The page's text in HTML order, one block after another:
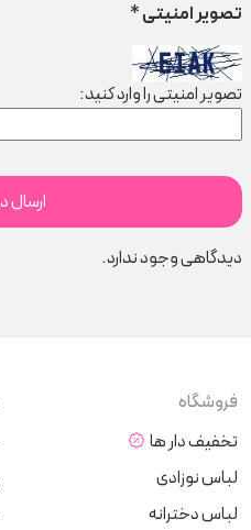
تصویر امنیتی*
تصویر امنیتی را وارد کنید:
دیدگاهی وجود ندارد.
فروشگاه
تخفیف دار ها
لباس نوزادی
لباس دخترانه